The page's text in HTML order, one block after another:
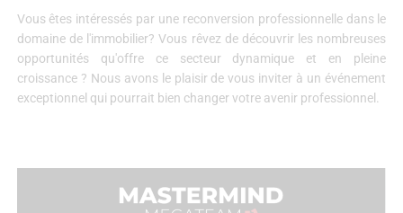
Vous êtes intéressés par une reconversion professionnelle dans le
domaine de l'immobilier? Vous rêvez de découvrir les nombreuses
opportunités qu'offre ce secteur dynamique et en pleine
croissance ? Nous avons le plaisir de vous inviter à un événement
exceptionnel qui pourrait bien changer votre avenir professionnel.